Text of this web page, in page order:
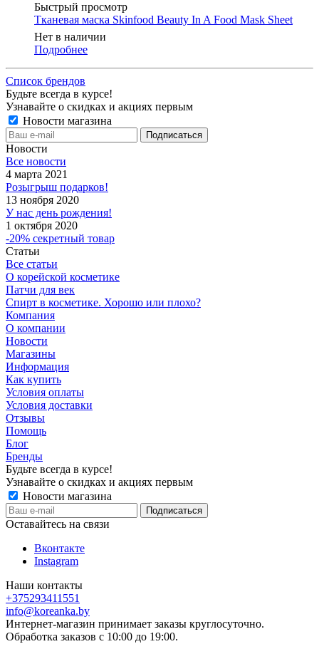
Быстрый просмотр
Тканевая маска Skinfood Beauty In A Food Mask Sheet
Нет в наличии
Подробнее
Список брендов
Будьте всегда в курсе!
Узнавайте о скидках и акциях первым
Новости магазина
Новости
Все новости
4 марта 2021
Розыгрыш подарков!
13 ноября 2020
У нас день рождения!
1 октября 2020
-20% секретный товар
Статьи
Все статьи
О корейской косметике
Патчи для век
Спирт в косметике. Хорошо или плохо?
Компания
О компании
Новости
Магазины
Информация
Как купить
Условия оплаты
Условия доставки
Отзывы
Помощь
Блог
Бренды
Будьте всегда в курсе!
Узнавайте о скидках и акциях первым
Новости магазина
Оставайтесь на связи
Вконтакте
Instagram
Наши контакты
+375293411551
info@koreanka.by
Интернет-магазин принимает заказы круглосуточно.
Обработка заказов с 10:00 до 19:00.